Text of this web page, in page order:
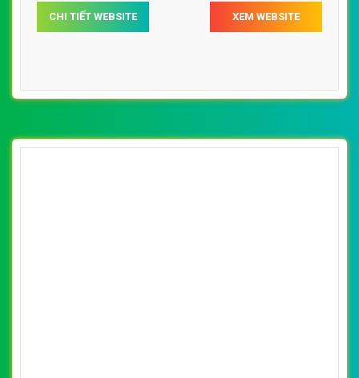
CHI TIẾT WEBSITE XEM WEBSITE